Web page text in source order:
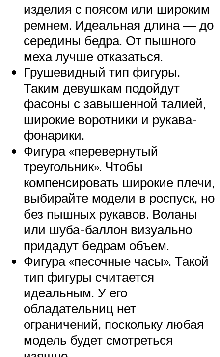
изделия с поясом или широким
ремнем. Идеальная длина — до
середины бедра. От пышного
меха лучше отказаться.
Грушевидный тип фигуры.
Таким девушкам подойдут
фасоны с завышенной талией,
широкие воротники и рукава-
фонарики.
Фигура «перевернутый
треугольник». Чтобы
компенсировать широкие плечи,
выбирайте модели в роспуск, но
без пышных рукавов. Воланы
или шуба-баллон визуально
придадут бедрам объем.
Фигура «песочные часы». Такой
тип фигуры считается
идеальным. У его
обладательниц нет
ограничений, поскольку любая
модель будет смотреться